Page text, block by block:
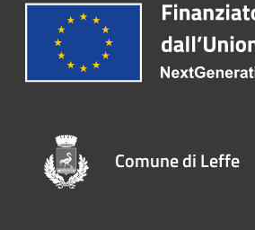
Comune di Leffe